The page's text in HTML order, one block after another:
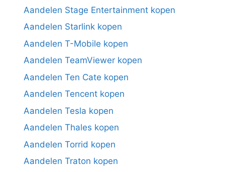
Aandelen Stage Entertainment kopen
Aandelen Starlink kopen
Aandelen T-Mobile kopen
Aandelen TeamViewer kopen
Aandelen Ten Cate kopen
Aandelen Tencent kopen
Aandelen Tesla kopen
Aandelen Thales kopen
Aandelen Torrid kopen
Aandelen Traton kopen